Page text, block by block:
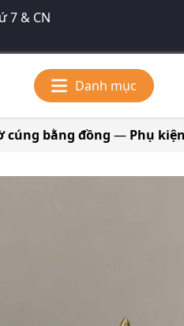
7 & CN
Danh mục
cúng bằng đồng — Phụ